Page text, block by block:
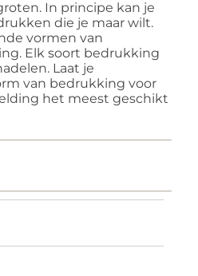
In principe kan je
die je maar wilt.
vormen van
Elk soort bedrukking
Laat je
van bedrukking voor
het meest geschikt